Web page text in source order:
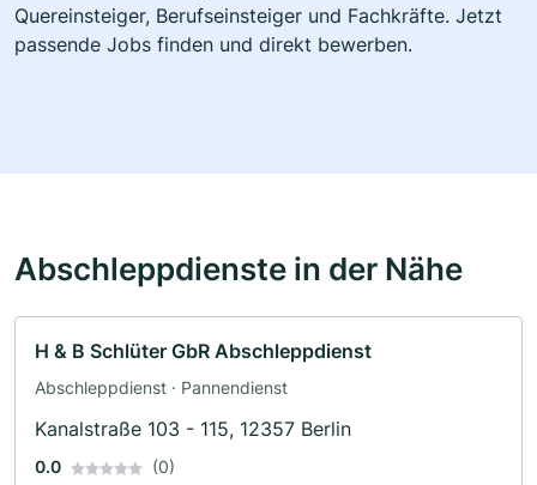
Quereinsteiger, Berufseinsteiger und Fachkräfte. Jetzt
passende Jobs finden und direkt bewerben.
Abschleppdienste in der Nähe
H & B Schlüter GbR Abschleppdienst
Abschleppdienst · Pannendienst
Kanalstraße 103 - 115, 12357 Berlin
0.0 (0)